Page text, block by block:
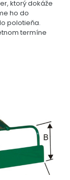
ktorý dokáže
ho do
polotieňa.
termíne